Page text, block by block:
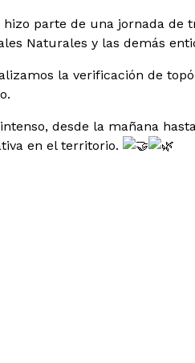
hizo parte de una jornada de
Naturales y las demás
la verificación de
desde la mañana
en el territorio.